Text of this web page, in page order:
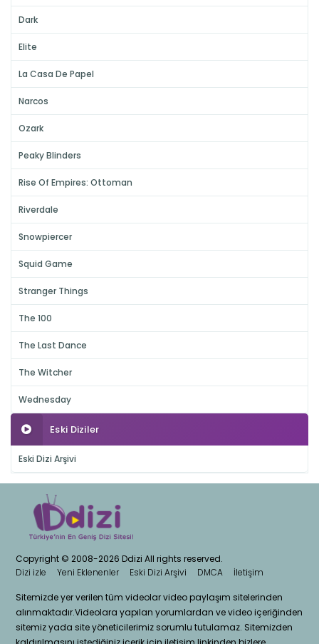
Dark
Elite
La Casa De Papel
Narcos
Ozark
Peaky Blinders
Rise Of Empires: Ottoman
Riverdale
Snowpiercer
Squid Game
Stranger Things
The 100
The Last Dance
The Witcher
Wednesday
Eski Diziler
Eski Dizi Arşivi
Copyright © 2008-2026 Ddizi All rights reserved.
Dizi izle
Yeni Eklenenler Eski Dizi Arşivi DMCA İletişim
Sitemizde yer verilen tüm videolar video paylaşım sitelerinden
alınmaktadır.Videolara yapılan yorumlardan ve video içeriğinden
sitemiz yada site yöneticilerimiz sorumlu tutulamaz. Sitemizden